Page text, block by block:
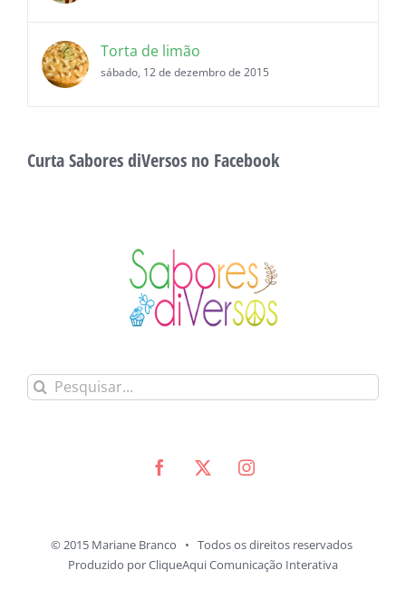
Torta de limão
sábado, 12 de dezembro de 2015
Curta Sabores diVersos no Facebook
Buscar
© 2015 Mariane Branco • Todos os direitos reservados
Produzido porCliqueAqui Comunicação Interativa